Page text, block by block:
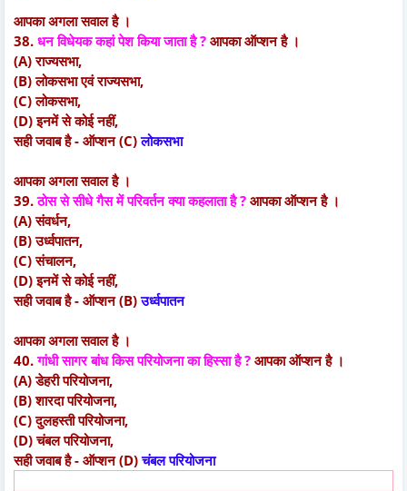
आपका अगला सवाल है ।
38. धन विधेयक कहां पेश किया जाता है ? आपका ऑप्शन है ।
(A) राज्यसभा,
(B) लोकसभा एवं राज्यसभा,
(C) लोकसभा,
(D) इनमें से कोई नहीं,
सही जवाब है - ऑप्शन (C)लोकसभा
आपका अगला सवाल है ।
39.ठोस से सीधे गैस में परिवर्तन क्या कहलाता है ? आपका ऑप्शन है ।
(A) संवर्धन,
(B) उर्ध्वपातन,
(C) संचालन,
(D) इनमें से कोई नहीं,
सही जवाब है - ऑप्शन (B)उर्ध्वपातन
आपका अगला सवाल है ।
40.गांधी सागर बांध किस परियोजना का हिस्सा है ? आपका ऑप्शन है ।
(A) डेहरी परियोजना,
(B) शारदा परियोजना,
(C) दुलहस्ती परियोजना,
(D) चंबल परियोजना,
सही जवाब है - ऑप्शन (D)चंबल परियोजना